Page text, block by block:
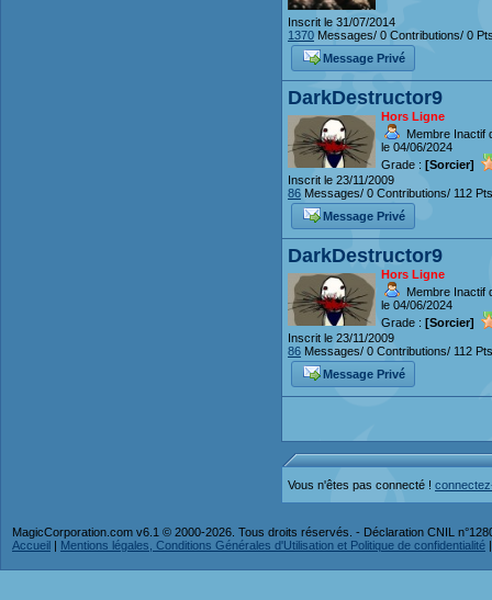
Inscrit le 31/07/2014
1370 Messages/ 0 Contributions/ 0
Message Privé
DarkDestructor9
Hors Ligne
Membre Inactif
le 04/06/2024
Grade : [Sorcier]
Inscrit le 23/11/2009
86 Messages/ 0 Contributions/ 112 Pts
Message Privé
DarkDestructor9
Hors Ligne
Membre Inactif
le 04/06/2024
Grade : [Sorcier]
Inscrit le 23/11/2009
86 Messages/ 0 Contributions/ 112 Pts
Message Privé
Vous n'êtes pas connecté !
MagicCorporation.com v6.1 © 2000-2026. Tous droits réservés. - Déclaration CNIL
Accueil | Mentions légales, Conditions Générales d'Utilisation et Politique de confidentialité